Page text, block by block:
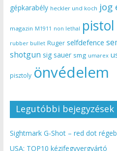
gépkarabély heckler und koch jog
magazin M1911 non lethal pistol
rubber bullet Ruger selfdefence
shotgun sig sauer smg umarex
pisztoly önvédelem
Legutóbbi bejegyzések
Sightmark G-Shot – red dot
USA: TOP10 kézifegyvergyártó